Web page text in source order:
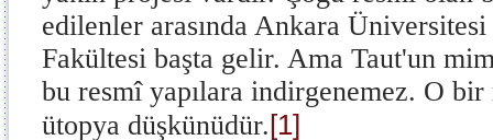
edilenler arasında Ankara
Fakültesi başta gelir. Ama Taut'un
bu resmî yapılara indirgenemez. O
ütopya düşkünüdür.[1]